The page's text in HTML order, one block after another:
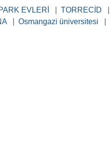
EVLERİ TORRECİD
Osmangazi üniversitesi